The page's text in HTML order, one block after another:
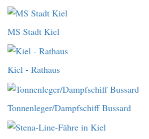
MS Stadt Kiel
Kiel - Rathaus
Tonnenleger/Dampfschiff Bussard